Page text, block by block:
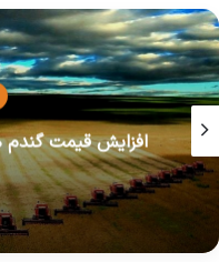
افزایش قیمت گندم